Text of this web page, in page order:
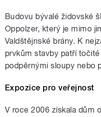
Budovu bývalé židovské
Oppolzer, který je mimo
Valdštějnské brány. K
prvkům stavby patří
podpěrnými sloupy nebo
Expozice pro veřejnost
V roce 2006 získala dům